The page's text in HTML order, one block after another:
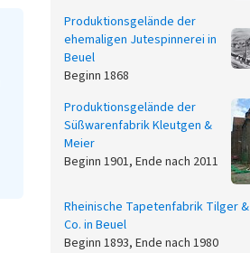
Produktionsgelände der
ehemaligen Jutespinnerei in
Beuel
Beginn 1868
Produktionsgelände der
Süßwarenfabrik Kleutgen &
Meier
Beginn 1901, Ende nach 2011
Rheinische Tapetenfabrik Tilger &
Co. in Beuel
Beginn 1893, Ende nach 1980